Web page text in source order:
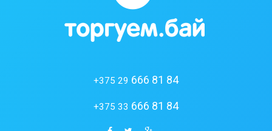
+375 29 666 81 84
+375 33 666 81 84